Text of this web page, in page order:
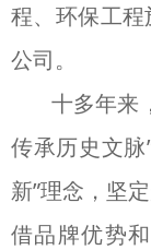
程、环保工
公司。
十多年来，
传承历史文
新”理念，坚
借品牌优势